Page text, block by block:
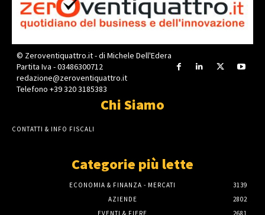
© Zeroventiquattro.it - di Michele Dell'Edera
Partita Iva - 03486300712
redazione@zeroventiquattro.it
Telefono +39 320 3185383
Chi Siamo
CONTATTI & INFO FISCALI
Categorie più lette
ECONOMIA & FINANZA - MERCATI
3139
AZIENDE
2802